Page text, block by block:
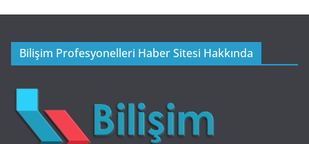
Bilişim Profesyonelleri Haber Sitesi Hakkında